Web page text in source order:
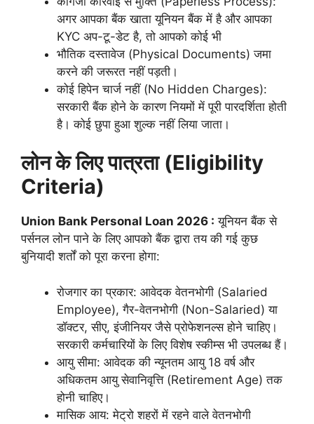
अगर आपका बैंक खाता यूनियन बैंक में है और आपका
KYC अप-टू-डेट है, तो आपको कोई भी
भौतिक दस्तावेज (Physical Documents) जमा
करने की जरूरत नहीं पड़ती।
कोई हिपेन चार्ज नहीं (No Hidden Charges):
सरकारी बैंक होने के कारण नियमों में पूरी पारदर्शिता होती
है। कोई छुपा हुआ शुल्क नहीं लिया जाता।
लोन के लिए पात्रता (Eligibility
Criteria)
Union Bank Personal Loan 2026 : यूनियन बैंक से
पर्सनल लोन पाने के लिए आपको बैंक द्वारा तय की गई कुछ
बुनियादी शर्तों को पूरा करना होगा:
रोजगार का प्रकार: आवेदक वेतनभोगी (Salaried
Employee), गैर-वेतनभोगी (Non-Salaried) या
डॉक्टर, सीए, इंजीनियर जैसे प्रोफेशनल्स होने चाहिए।
सरकारी कर्मचारियों के लिए विशेष स्कीम्स भी उपलब्ध हैं।
आयु सीमा: आवेदक की न्यूनतम आयु 18 वर्ष और
अधिकतम आयु सेवानिवृत्ति (Retirement Age) तक
होनी चाहिए।
मासिक आय: मेट्रो शहरों में रहने वाले वेतनभोगी